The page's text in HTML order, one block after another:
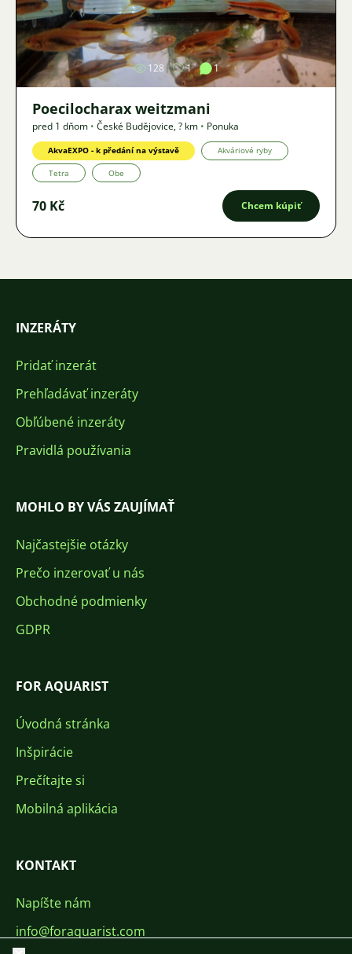
Obrázok
128 1 1
Poecilocharax weitzmani
pred 1 dňom • České Budějovice,? km • Ponuka
AkvaEXPO - k předání na výstavě Akváriové ryby
Tetra Obe
70 Kč Chcem kúpiť
INZERÁTY
Pridať inzerát
Prehľadávať inzeráty
Obľúbené inzeráty
Pravidlá používania
MOHLO BY VÁS ZAUJÍMAŤ
Najčastejšie otázky
Prečo inzerovať u nás
Obchodné podmienky
GDPR
FOR AQUARIST
Úvodná stránka
Inšpirácie
Prečítajte si
Mobilná aplikácia
KONTAKT
Napíšte nám
info@foraquarist.com